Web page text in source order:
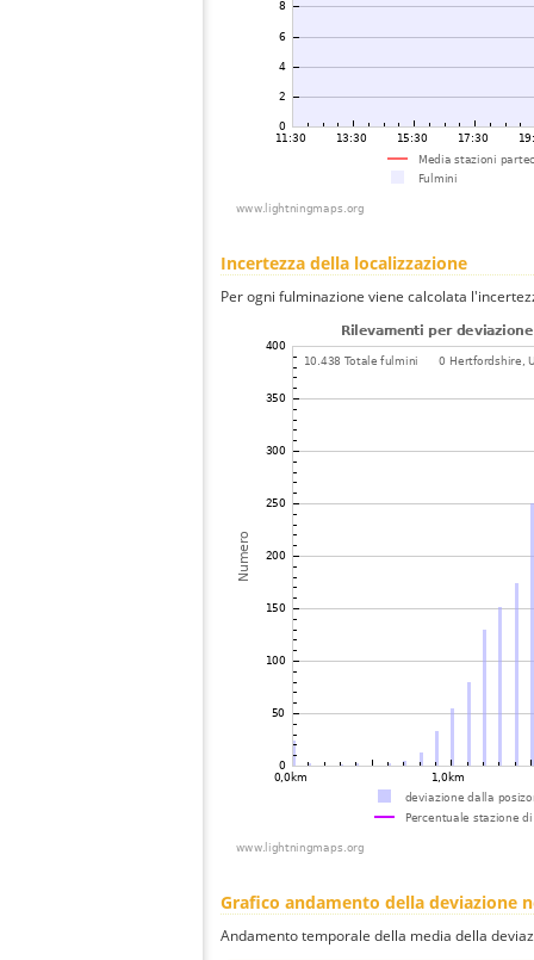
Incertezza della localizzazione
Per ogni fulminazione viene calcolata
Grafico andamento della deviazione
Andamento temporale della media della